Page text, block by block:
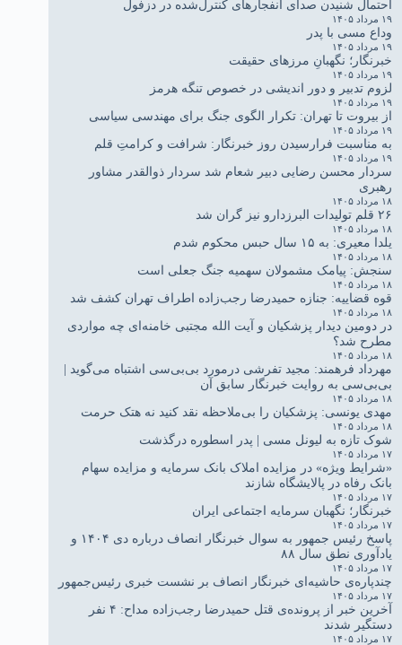
احتمال شنیدن صدای انفجارهای کنترل‌شده در دزفول
۱۹ مرداد ۱۴۰۵
وداع مسی با پدر
۱۹ مرداد ۱۴۰۵
خبرنگار؛ نگهبانِ مرزهای حقیقت
۱۹ مرداد ۱۴۰۵
لزوم تدبیر و دور اندیشی در خصوص تنگه هرمز
۱۹ مرداد ۱۴۰۵
از بیروت تا تهران: تکرار الگوی جنگ برای مهندسی سیاسی
۱۹ مرداد ۱۴۰۵
به مناسبت فرارسیدن روز خبرنگار: شرافت و کرامتِ قلم
۱۹ مرداد ۱۴۰۵
سردار محسن رضایی دبیر شعام شد سردار ذوالقدر مشاور
رهبری
۱۸ مرداد ۱۴۰۵
۲۶ قلم تولیدات البرزدارو نیز گران شد
۱۸ مرداد ۱۴۰۵
یلدا معیری: به ۱۵ سال حبس محکوم شدم
۱۸ مرداد ۱۴۰۵
سنجش: پیامک مشمولان سهمیه جنگ جعلی است
۱۸ مرداد ۱۴۰۵
قوه قضاییه: جنازه حمیدرضا رجب‌زاده اطراف تهران کشف شد
۱۸ مرداد ۱۴۰۵
در دومین دیدار پزشکیان و آیت الله مجتبی خامنه‌ای چه مواردی
مطرح شد؟
۱۸ مرداد ۱۴۰۵
مهرداد فرهمند: مجید تفرشی درمورد بی‌بی‌سی اشتباه می‌گوید |
بی‌بی‌سی به روایت خبرنگار سابق آن
۱۸ مرداد ۱۴۰۵
مهدی یونسی: پزشکیان را بی‌ملاحظه نقد کنید نه هتک حرمت
۱۸ مرداد ۱۴۰۵
شوک تازه به لیونل مسی | پدر اسطوره درگذشت
۱۷ مرداد ۱۴۰۵
«شرایط ویژه» در مزایده املاک بانک سرمایه و مزایده سهام
بانک رفاه در پالایشگاه شازند
۱۷ مرداد ۱۴۰۵
خبرنگار؛ نگهبان سرمایه اجتماعی ایران
۱۷ مرداد ۱۴۰۵
پاسخ رئیس جمهور به سوال خبرنگار انصاف درباره دی ۱۴۰۴ و
یادآوری نطق سال ۸۸
۱۷ مرداد ۱۴۰۵
چندپاره‌ی حاشیه‌ای خبرنگار انصاف بر نشست خبری رئیس‌جمهور
۱۷ مرداد ۱۴۰۵
آخرین خبر از پرونده‌ی قتل حمیدرضا رجب‌زاده مداح: ۴ نفر
دستگیر شدند
۱۷ مرداد ۱۴۰۵